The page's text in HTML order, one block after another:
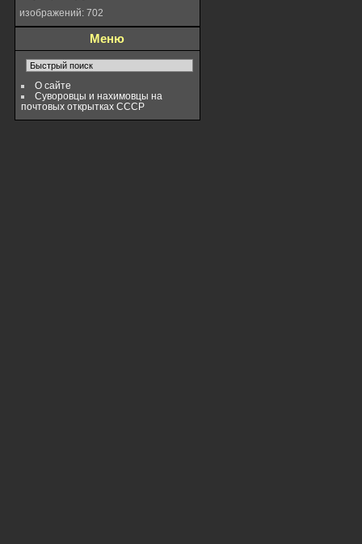
изображений: 702
Меню
О сайте
Суворовцы и нахимовцы на
почтовых открытках СССР